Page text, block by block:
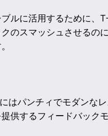
ルに活用するために、
クのスマッシュさせるの
はパンチィでモダンな
供するフィードバック